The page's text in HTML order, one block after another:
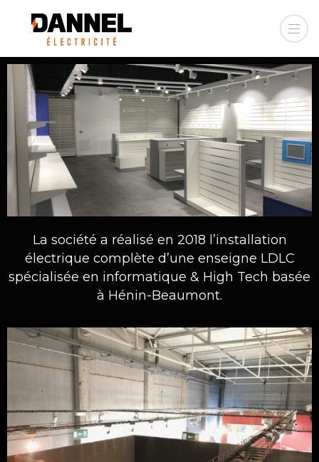
La société a réalisé en 2018 l’installation
électrique complète d’une enseigne LDLC
spécialisée en informatique & High Tech basée
à Hénin-Beaumont.